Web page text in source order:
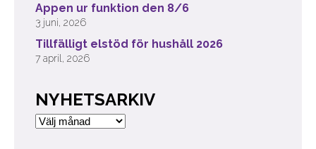
Appen ur funktion den 8/6
3 juni, 2026
Tillfälligt elstöd för hushåll 2026
7 april, 2026
NYHETSARKIV
Nyhetsarkiv